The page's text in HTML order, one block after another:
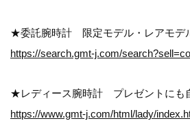
★委託腕時計 限定モデル・レアモデ
https://search.gmt-j.com/
★レディース腕時計 プレゼントにも
https://www.gmt-j.com/html/lady/